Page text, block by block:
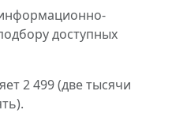
доступных
2 499 (две тысячи